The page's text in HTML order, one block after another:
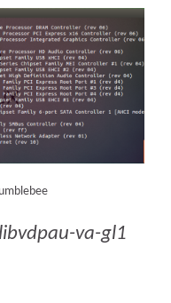
va-gl1